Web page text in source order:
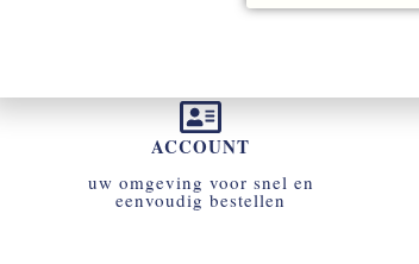
ACCOUNT
uw omgeving voor snel en
eenvoudig bestellen